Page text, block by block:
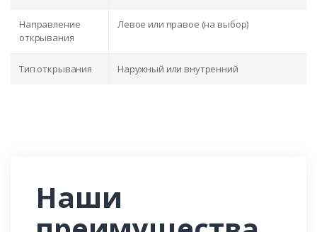
Направление
открывания
Левое или правое (на выбор)
Тип открывания Наружный или внутренний
Наши